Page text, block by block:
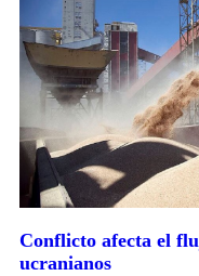
Conflicto afecta el
ucranianos